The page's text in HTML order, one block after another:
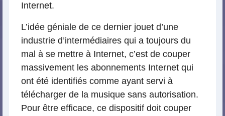
Internet.
L’idée géniale de ce dernier jouet d’une
industrie d’intermédiaires qui a toujours du
mal à se mettre à Internet, c’est de couper
massivement les abonnements Internet qui
ont été identifiés comme ayant servi à
télécharger de la musique sans autorisation.
Pour être efficace, ce dispositif doit couper